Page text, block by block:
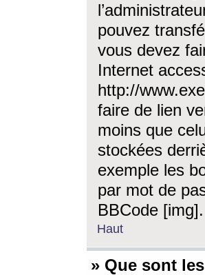
pouvez
vous devez
Internet
http://
faire de lien
moins que
stockées
exemple les
par mot de
BBCode [img].
Haut
» Que sont